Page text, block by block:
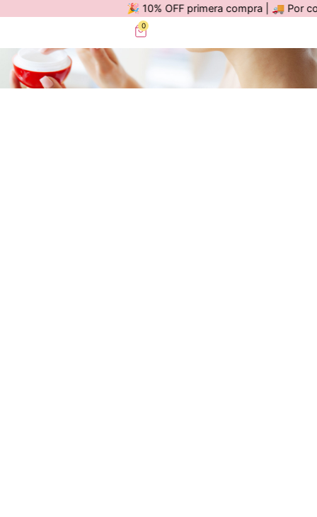
🎉 10% OFF primera compra | 🚚 Por
0